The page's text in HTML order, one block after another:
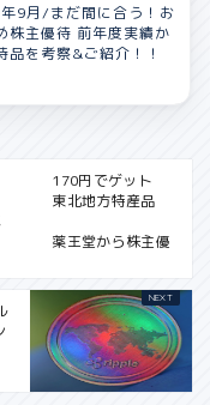
9月/まだ間に合う！お
株主優待 前年度実績か
品を考察&ご紹介！！
170円でゲット
東北地方特産品
薬王堂から株主優